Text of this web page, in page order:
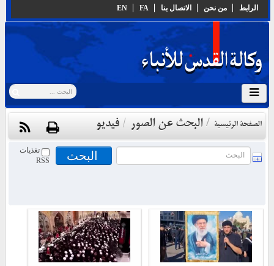
الرابط من نحن الاتصال بنا FA
EN
الصفحة الرئيسية / البحث عن الصور /فيديو
تغذيات
RSS